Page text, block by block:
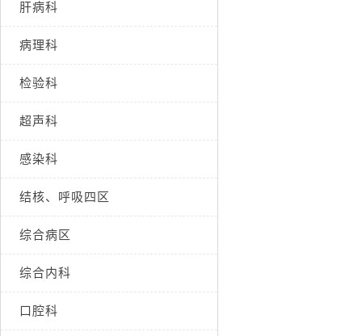
肝病科
病理科
检验科
超声科
感染科
结核、呼吸四区
综合病区
综合内科
口腔科